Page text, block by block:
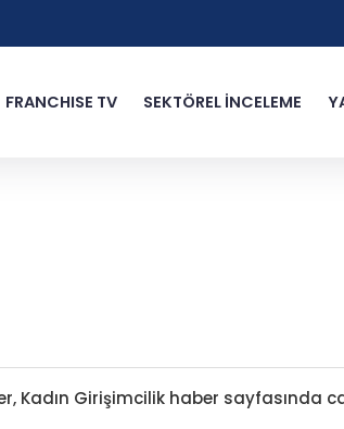
FRANCHISE TV SEKTÖREL İNCELEME
Kadın Girişimcilik haber sayfasında